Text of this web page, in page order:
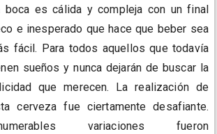
boca es cálida y compleja con un final
e inesperado que hace que beber sea
fácil. Para todos aquellos que todavía
sueños y nunca dejarán de buscar la
que merecen. La realización de
cerveza fue ciertamente desafiante.
variaciones fueron